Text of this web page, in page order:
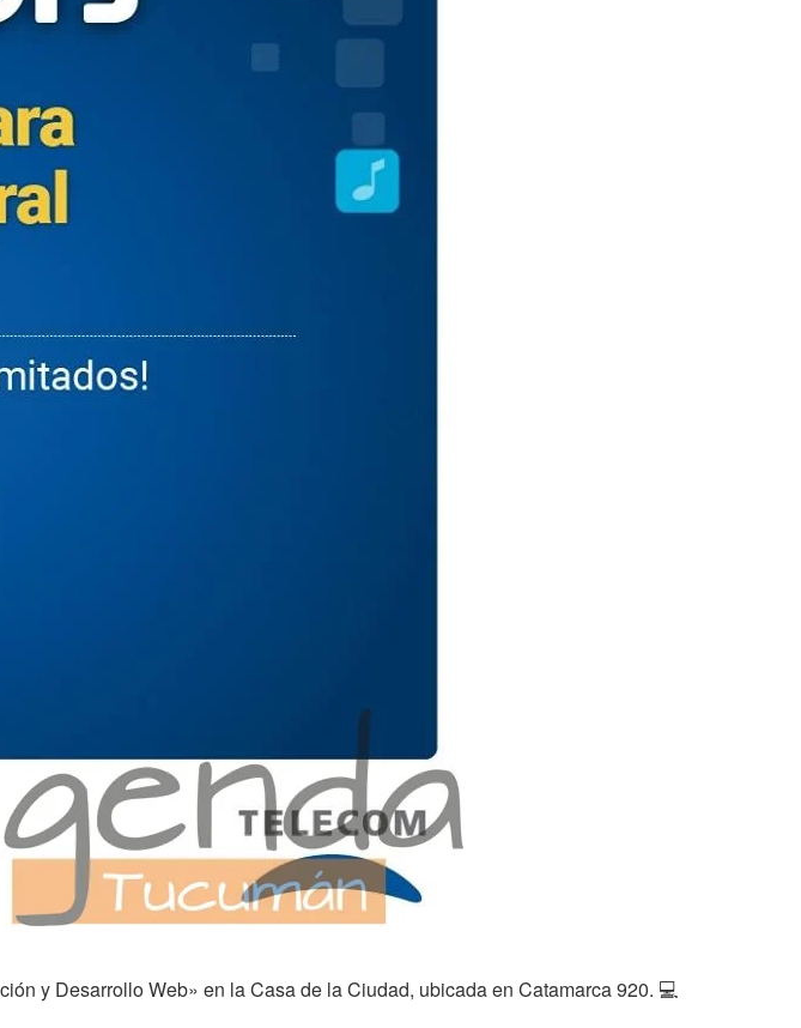
y Desarrollo Web» en la Casa de la Ciudad, ubicada en Catamarca 920. 💻